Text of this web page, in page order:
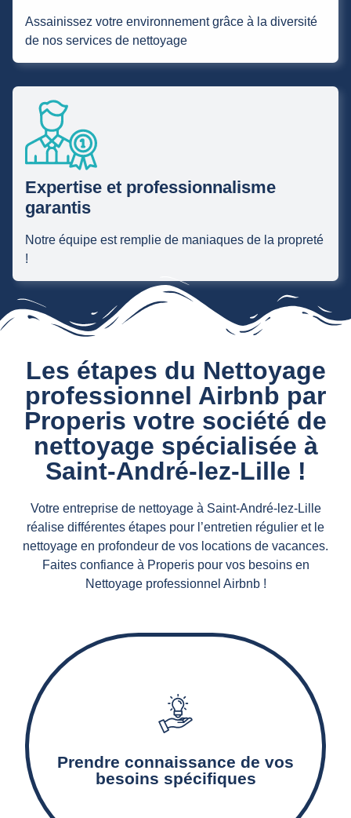
Assainissez votre environnement grâce à la diversité
de nos services de nettoyage
Expertise et professionnalisme
garantis
!
Les étapes du Nettoyage
professionnel Airbnb par
Properis votre société de
nettoyage spécialisée à
Saint-André-lez-Lille !
Votre entreprise de nettoyage à Saint-André-lez-Lille
réalise différentes étapes pour l’entretien régulier et le
nettoyage en profondeur de vos locations de vacances.
Faites confiance à Properis pour vos besoins en
Nettoyage professionnel Airbnb !
Prendre connaissance de vos
besoins spécifiques
Notre agence de nettoyage détermine les
matériels adaptés.